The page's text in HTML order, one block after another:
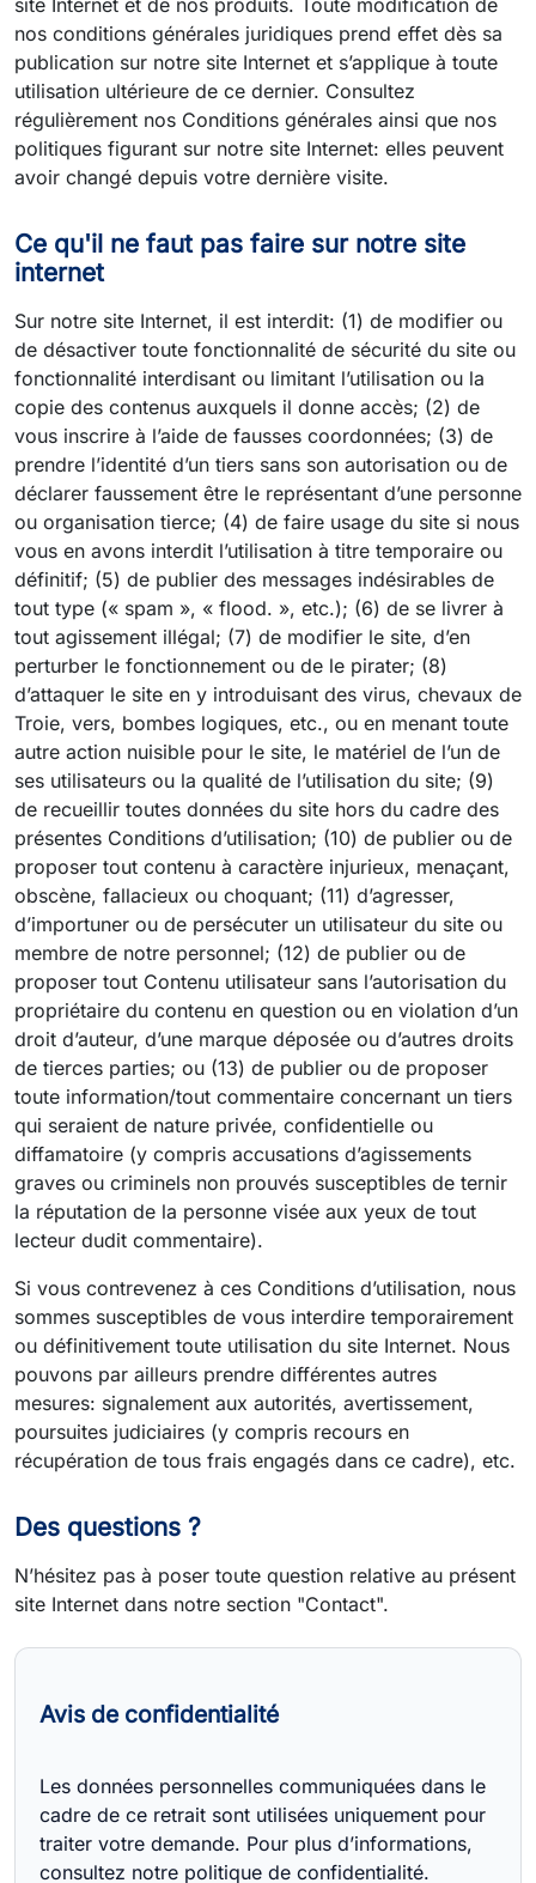
site Internet et de nos produits. Toute modification de
nos conditions générales juridiques prend effet dès sa
publication sur notre site Internet et s’applique à toute
utilisation ultérieure de ce dernier. Consultez
régulièrement nos Conditions générales ainsi que nos
politiques figurant sur notre site Internet: elles peuvent
avoir changé depuis votre dernière visite.
Ce qu'il ne faut pas faire sur notre site
internet
Sur notre site Internet, il est interdit: (1) de modifier ou
de désactiver toute fonctionnalité de sécurité du site ou
fonctionnalité interdisant ou limitant l’utilisation ou la
copie des contenus auxquels il donne accès; (2) de
vous inscrire à l’aide de fausses coordonnées; (3) de
prendre l’identité d’un tiers sans son autorisation ou de
déclarer faussement être le représentant d’une personne
ou organisation tierce; (4) de faire usage du site si nous
vous en avons interdit l’utilisation à titre temporaire ou
définitif; (5) de publier des messages indésirables de
tout type (« spam », « flood. », etc.); (6) de se livrer à
tout agissement illégal; (7) de modifier le site, d’en
perturber le fonctionnement ou de le pirater; (8)
d’attaquer le site en y introduisant des virus, chevaux de
Troie, vers, bombes logiques, etc., ou en menant toute
autre action nuisible pour le site, le matériel de l’un de
ses utilisateurs ou la qualité de l’utilisation du site; (9)
de recueillir toutes données du site hors du cadre des
présentes Conditions d’utilisation; (10) de publier ou de
proposer tout contenu à caractère injurieux, menaçant,
obscène, fallacieux ou choquant; (11) d’agresser,
d’importuner ou de persécuter un utilisateur du site ou
membre de notre personnel; (12) de publier ou de
proposer tout Contenu utilisateur sans l’autorisation du
propriétaire du contenu en question ou en violation d’un
droit d’auteur, d’une marque déposée ou d’autres droits
de tierces parties; ou (13) de publier ou de proposer
toute information/tout commentaire concernant un tiers
qui seraient de nature privée, confidentielle ou
diffamatoire (y compris accusations d’agissements
graves ou criminels non prouvés susceptibles de ternir
la réputation de la personne visée aux yeux de tout
lecteur dudit commentaire).
Si vous contrevenez à ces Conditions d’utilisation, nous
sommes susceptibles de vous interdire temporairement
ou définitivement toute utilisation du site Internet. Nous
pouvons par ailleurs prendre différentes autres
mesures: signalement aux autorités, avertissement,
poursuites judiciaires (y compris recours en
récupération de tous frais engagés dans ce cadre), etc.
Des questions ?
N’hésitez pas à poser toute question relative au présent
site Internet dans notre section "Contact".
Avis de confidentialité
Les données personnelles communiquées dans le
cadre de ce retrait sont utilisées uniquement pour
traiter votre demande. Pour plus d’informations,